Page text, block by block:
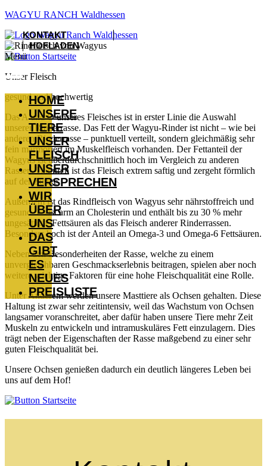
WAGYU RANCH Waldhessen
KONTAKT
HOFLADEN
Menü
HOME
UNSERE
TIERE
UNSER
FLEISCH
UNSER
VERSPRECHEN
WIR
ÜBER
UNS
DAS
GIBT
ES
NEUES
PREISLISTE
Unser Fleisch
gesund und hochwertig
Das A und O unseres Fleisches ist in erster Linie die Auswahl
unserer Rinderrasse. Das Fett der Wagyu-Rinder ist nicht – wie bei
anderen Rinderrasse – punktuell verteilt, sondern gleichmäßig sehr
fein marmoriert im Muskelfleisch vorhanden. Der Fettanteil der
Wagyus ist überdurchschnittlich hoch im Vergleich zu anderen
Rassen. Dadurch ist das Fleisch extrem saftig und zergeht förmlich
auf der Zunge.
Außerdem ist das Rindfleisch von Wagyus sehr nährstoffreich und
gesund. Es ist arm an Cholesterin und enthält bis zu 30 % mehr
ungesättigte Fettsäuren als das Fleisch anderer Rinderrassen.
Besonders hoch ist der Anteil an Omega-3 und Omega-6 Fettsäuren.
Neben den Besonderheiten der Rasse, welche zu einem
unvergleichbaren Geschmackserlebnis beitragen, spielen aber noch
weitere wichtige Faktoren für eine hohe Fleischqualität eine Rolle.
Unter Anderem werden unsere Masttiere als Ochsen gehalten. Diese
Haltung ist zwar sehr zeitintensiv, weil das Wachstum von Ochsen
langsamer voranschreitet, aber dafür haben unsere Tiere mehr Zeit
Muskeln zu entwickeln und intramuskuläres Fett einzulagern. Dies
trägt neben der Eigenschaften der Rasse maßgebend zu einer sehr
guten Fleischqualität bei.
Unsere Ochsen genießen dadurch ein deutlich längeres Leben bei
uns auf dem Hof!